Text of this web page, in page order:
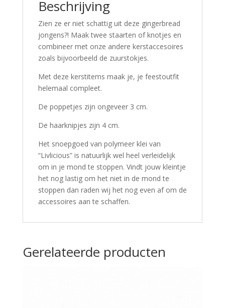
Beschrijving
Zien ze er niet schattig uit deze gingerbread
jongens?! Maak twee staarten of knotjes en
combineer met onze andere kerstaccesoires
zoals bijvoorbeeld de zuurstokjes.
Met deze kerstitems maak je, je feestoutfit
helemaal compleet.
De poppetjes zijn ongeveer 3 cm.
De haarknipjes zijn 4 cm.
Het snoepgoed van polymeer klei van
“Livlicious” is natuurlijk wel heel verleidelijk
om in je mond te stoppen. Vindt jouw kleintje
het nog lastig om het niet in de mond te
stoppen dan raden wij het nog even af om de
accessoires aan te schaffen.
Gerelateerde producten